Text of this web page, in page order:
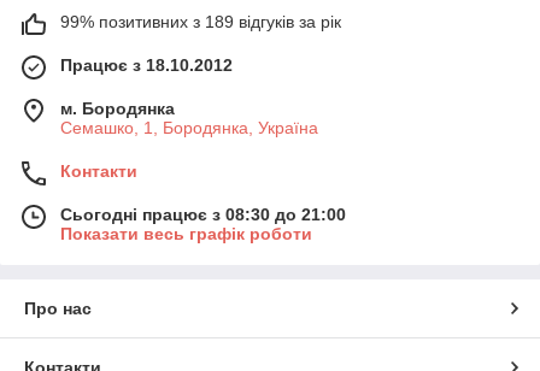
99% позитивних з 189 відгуків за рік
Працює з 18.10.2012
м. Бородянка
Семашко, 1, Бородянка, Україна
Контакти
Сьогодні працює з 08:30 до 21:00
Показати весь графік роботи
Про нас